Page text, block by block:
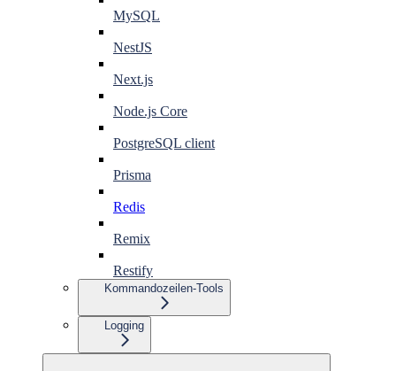
MySQL
NestJS
Next.js
Node.js Core
PostgreSQL client
Prisma
Redis
Remix
Restify
Kommandozeilen-Tools
Logging